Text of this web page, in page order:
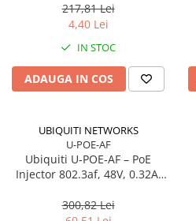
217,81 Lei
4,40 Lei
IN STOC
ADAUGA IN COS
UBIQUITI NETWORKS
U-POE-AF
Ubiquiti U‑POE‑AF – PoE
Injector 802.3af, 48V, 0.32A,
300,82 Lei